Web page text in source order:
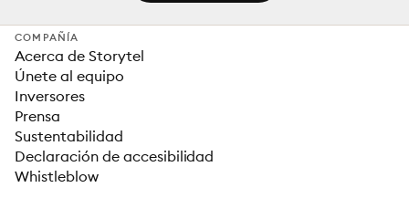
COMPAÑÍA
Acerca de Storytel
Únete al equipo
Inversores
Prensa
Sustentabilidad
Declaración de accesibilidad
Whistleblow